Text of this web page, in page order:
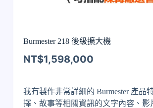
Burmester 218 後級擴大機
NT$1,598,000
我有製作非常詳細的 Burmester 產品
擇、故事等相關資訊的文字內容、影